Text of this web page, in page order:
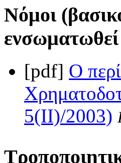
Νόμοι
ενσωματωθεί
[pdf] Ο
5(II)/2003)